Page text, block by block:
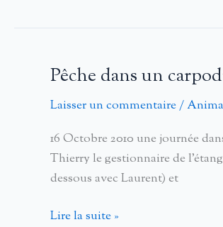
Pêche dans un
Laisser un commentaire/
16 Octobre 2010 une journée
Thierry le gestionnaire de
dessous avec Laurent) et
Pêche
Lire la suite »